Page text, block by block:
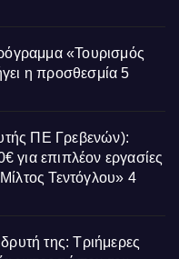
«Τουρισμός
η προσθεσμία 5
ΠΕ Γρεβενών):
για επιπλέον εργασίες
Τεντόγλου» 4
της: Τριήμερες